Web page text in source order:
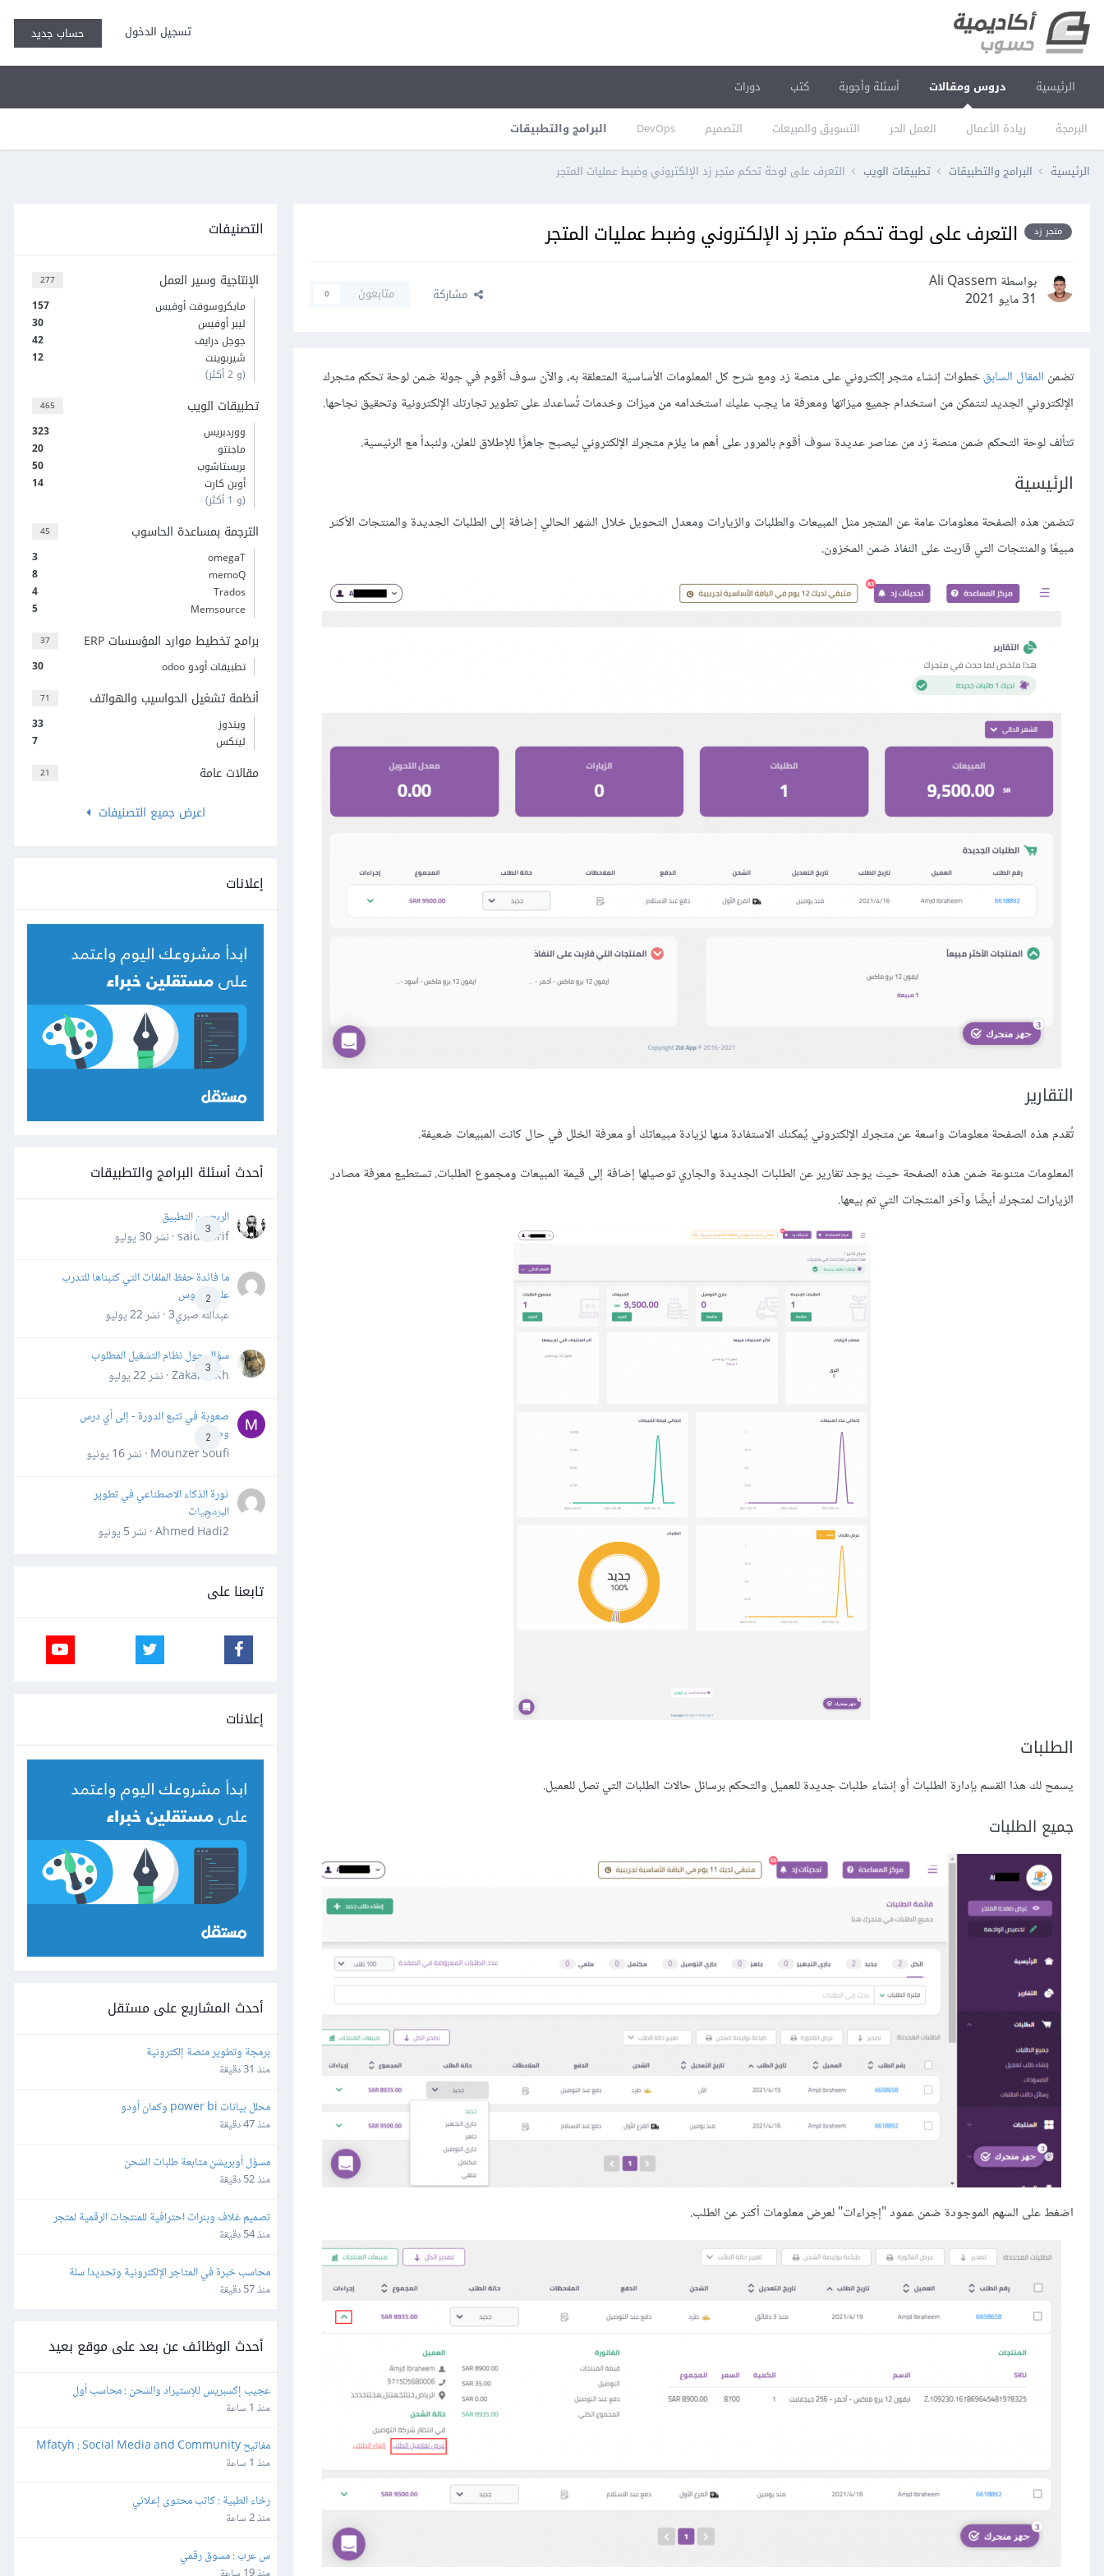
تسجيل الدخول حساب جديد
الرئيسية دروس ومقالات
البرمجة ريادة الأعمال العمل الحر التسويق والمبيعات التصميم DevOps البرامج والتطبيقات
أسئلة وأجوبة كتب دورات
الرئيسية البرامج والتطبيقات تطبيقات الويب التعرف على لوحة تحكم متجر زد الإلكتروني وضبط عمليات المتجر
متجر زد التعرف على لوحة تحكم متجر زد الإلكتروني وضبط عمليات المتجر
بواسطة Ali Qassem
31 مايو 2021
مشاركة متابعون 0
تضمن المقال السابقخطوات إنشاء متجر إلكتروني على منصة زد ومع شرح كل المعلومات الأساسية المتعلقة به، والآن سوف أقوم في جولة ضمن لوحة تحكم متجرك
الإلكتروني الجديد لتتمكن من استخدام جميع ميزاتها ومعرفة ما يجب عليك استخدامه من ميزات وخدمات تُساعدك على تطوير تجارتك الإلكترونية وتحقيق نجاحها.
تتألف لوحة التحكم ضمن منصة زد من عناصر عديدة سوف أقوم بالمرور على أهم ما يلزم متجرك الإلكتروني ليصبح جاهزًا للإطلاق للعلن، ولنبدأ مع الرئيسية.
الرئيسية
تتضمن هذه الصفحة معلومات عامة عن المتجر مثل المبيعات والطلبات والزيارات ومعدل التحويل خلال الشهر الحالي إضافة إلى الطلبات الجديدة والمنتجات الأكثر
مبيعًا والمنتجات التي قاربت على النفاذ ضمن المخزون.
التقارير
تُقدم هذه الصفحة معلومات واسعة عن متجرك الإلكتروني يُمكنك الاستفادة منها لزيادة مبيعاتك أو معرفة الخلل في حال كانت المبيعات ضعيفة.
المعلومات متنوعة ضمن هذه الصفحة حيث يوجد تقارير عن الطلبات الجديدة والجاري توصيلها إضافة إلى قيمة المبيعات ومجموع الطلبات. تستطيع معرفة مصادر
الزيارات لمتجرك أيضًا وآخر المنتجات التي تم بيعها.
الطلبات
يسمح لك هذا القسم بإدارة الطلبات أو إنشاء طلبات جديدة للعميل والتحكم برسائل حالات الطلبات التي تصل للعميل.
جميع الطلبات
اضغط على السهم الموجودة ضمن عمود "إجراءات" لعرض معلومات أكثر عن الطلب.
التصنيفات
277 الإنتاجية وسير العمل
157
مايكروسوفت أوفيس
30
ليبر أوفيس
42
جوجل درايف
12
شيربوينت
(و 2 أكثر)
465 تطبيقات الويب
323
ووردبريس
20
ماجنتو
50
بريستاشوب
14
أوبن كارت
(و 1 أكثر)
45 الترجمة بمساعدة الحاسوب
3
omegaT
8
memoQ
4
Trados
5
Memsource
37 برامج تخطيط موارد المؤسسات ERP
30 تطبيقات أودو odoo
71 أنظمة تشغيل الحواسيب والهواتف
33
ويندوز
7
لينكس
21
مقالات عامة
اعرض جميع التصنيفات
إعلانات
أحدث أسئلة البرامج والتطبيقات
3
الربح من التطبيق
said darif · نشر
30 يوليو
2
ما فائدة حفظ الملفات التي كتبناها للتدرب
على الدروس
عبدالله صبري3 · نشر
22 يوليو
3
سؤال حول نظام التشغيل المطلوب
Zakaria Kh · نشر
22 يوليو
2
صعوبة في تتبع الدورة - إلى أي درس
وصلت؟
Mounzer Soufi · نشر
16 يونيو
0
ثورة الذكاء الاصطناعي في تطوير
البرمجيات
Ahmed Hadi2 · نشر
5 يونيو
تابعنا على
إعلانات
أحدث المشاريع على مستقل
برمجة وتطوير منصة إلكترونية
منذ 31 دقيقة
محلل بيانات power bi وكمان أودو
منذ 47 دقيقة
مسؤل أوبريشن متابعة طلبات الشحن
منذ 52 دقيقة
تصميم غلاف وبنرات احترافية للمنتجات الرقمية لمتجر
Gumroad
منذ 54 دقيقة
محاسب خبرة في المتاجر الإلكترونية وتحديدا سلة
منذ 57 دقيقة
أحدث الوظائف عن بعد على موقع بعيد
عجيب إكسبريس للإستيراد والشحن : محاسب أول
منذ 1 ساعة
Manager
منذ 1 ساعة
رخاء الطبية : كاتب محتوى إعلاني
منذ 2 ساعة
س عرب : مسوق رقمي